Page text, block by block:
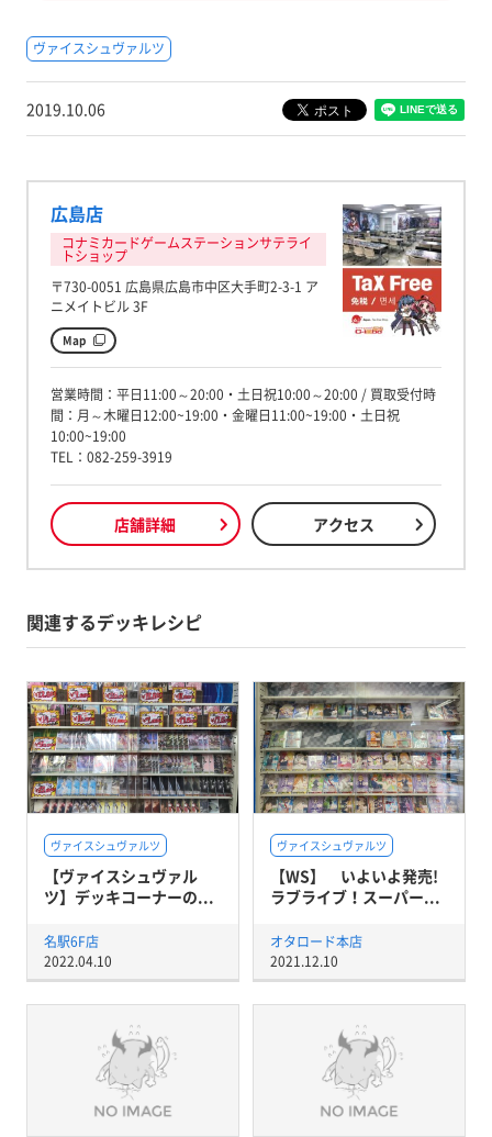
ヴァイスシュヴァルツ
2019.10.06
広島店
コナミカードゲームステーションサテライ
トショップ
〒730-0051 広島県広島市中区大手町2-3-1 ア
ニメイトビル 3F
Map
営業時間：平日11:00～20:00・土日祝10:00～20:00 / 買取受付時
間：月～木曜日12:00~19:00・金曜日11:00~19:00・土日祝
10:00~19:00
TEL：082-259-3919
店舗詳細 アクセス
関連するデッキレシピ
ヴァイスシュヴァルツ
【ヴァイスシュヴァル
ツ】デッキコーナーの...
名駅6F店
2022.04.10
ヴァイスシュヴァルツ
【WS】 いよいよ発売!
ラブライブ！スーパー...
オタロード本店
2021.12.10